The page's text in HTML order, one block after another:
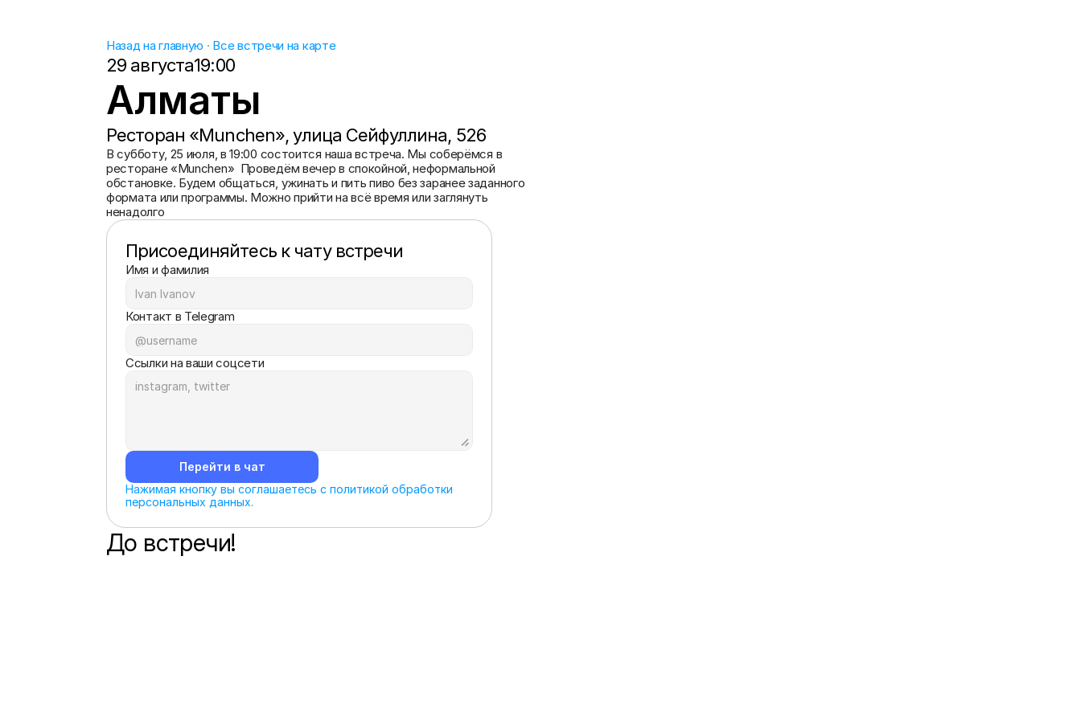
Назад на главную · Все встречи на карте
29 августа19:00
Алматы
Ресторан «Munchen», улица Сейфуллина, 526
В субботу, 25 июля, в 19:00 состоится наша встреча. Мы соберёмся в
ресторане «Munchen»  Проведём вечер в спокойной, неформальной
обстановке. Будем общаться, ужинать и пить пиво без заранее заданного
формата или программы. Можно прийти на всё время или заглянуть
ненадолго
Присоединяйтесь к чату встречи
Имя и фамилия
Контакт в Telegram
Ссылки на ваши соцсети
Перейти в чат
Нажимая кнопку вы соглашаетесь с политикой обработки
персональных данных.
До встречи!